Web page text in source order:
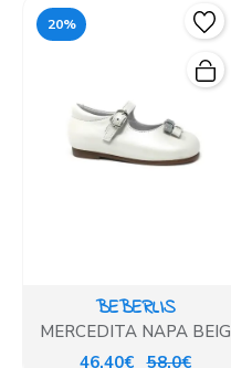
20%
BEBERLIS
MERCEDITA NAPA BEIG
46,40€ 58,0€